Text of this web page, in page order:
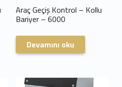
Araç Geçiş Kontrol – Kollu
Bariyer – 6000
Devamını oku